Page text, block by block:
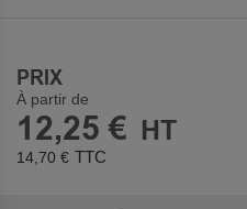
PRIX
À partir de
12,25 €
14,70 €